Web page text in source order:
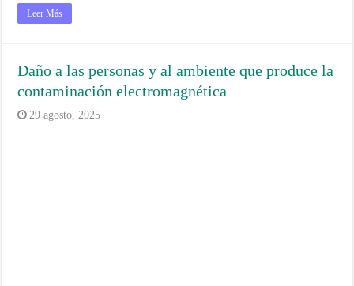
Leer Más
Daño a las personas y al ambiente que produce la
contaminación electromagnética
29 agosto, 2025